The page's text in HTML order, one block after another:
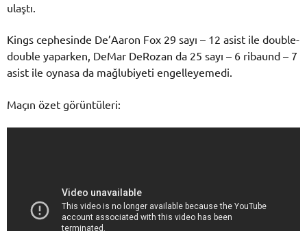
ulaştı.
Kings cephesinde De’Aaron Fox 29 sayı – 12 asist ile double-
double yaparken, DeMar DeRozan da 25 sayı – 6 ribaund – 7
asist ile oynasa da mağlubiyeti engelleyemedi.
Maçın özet görüntüleri: